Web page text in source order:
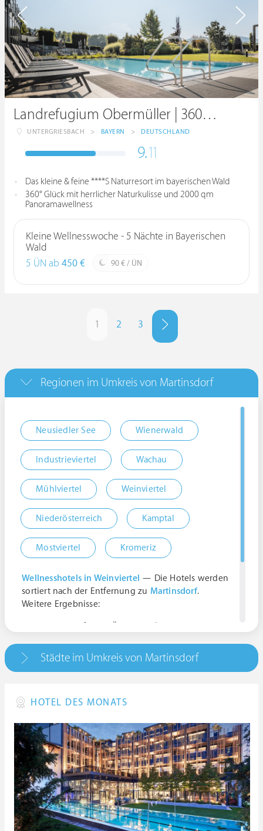
Landrefugium Obermüller | 360 ° Glück | 4,5 Sterne
UNTERGRIESBACH > BAYERN > DEUTSCHLAND
9.11
Das kleine & feine ****S Naturresort im bayerischen Wald
360° Glück mit herrlicher Naturkulisse und 2000 qm
Panoramawellness
Kleine Wellnesswoche - 5 Nächte in Bayerischen
Wald
5 ÜN ab 450 € 90 € / ÜN
1 2 3
Regionen im Umkreis von Martinsdorf
Neusiedler See Wienerwald
Industrieviertel Wachau
Mühlviertel Weinviertel
Niederösterreich Kamptal
Mostviertel Kromeriz
Wellnesshotels in Weinviertel — Die Hotels werden
sortiert nach der Entfernung zu Martinsdorf.
Weitere Ergebnisse:
Niederösterreich
Städte im Umkreis von Martinsdorf
HOTEL DES MONATS